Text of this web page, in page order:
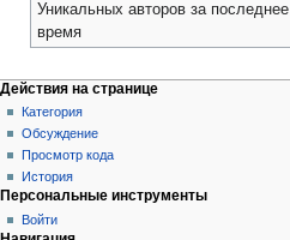
Уникальных авторов за последнее
время
Действия на странице
Категория
Обсуждение
Просмотр кода
История
Персональные инструменты
Войти